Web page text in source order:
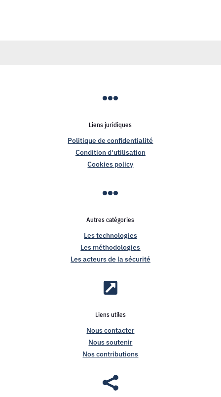

Liens juridiques
Politique de confidentialité
Condition d'utilisation
Cookies policy

Autres catégories
Les technologies
Les méthodologies
Les acteurs de la sécurité

Liens utiles
Nous contacter
Nous soutenir
Nos contributions
